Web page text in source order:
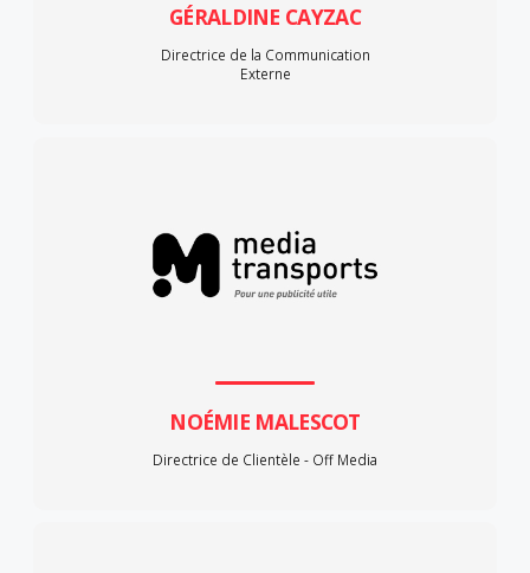
GÉRALDINE CAYZAC
Directrice de la Communication
Externe
NOÉMIE MALESCOT
Directrice de Clientèle - Off Media